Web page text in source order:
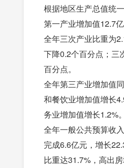
根据地区生产总值统
第一产业增加值12.7
全年三次产业比重为
下降0.2个百分点；三
百分点。
全年第三产业增加值
和餐饮业增加值增长
务业增加值增长1.2%。
全年一般公共预算收
完成6.6亿元，增长
比重达31.7%，高出